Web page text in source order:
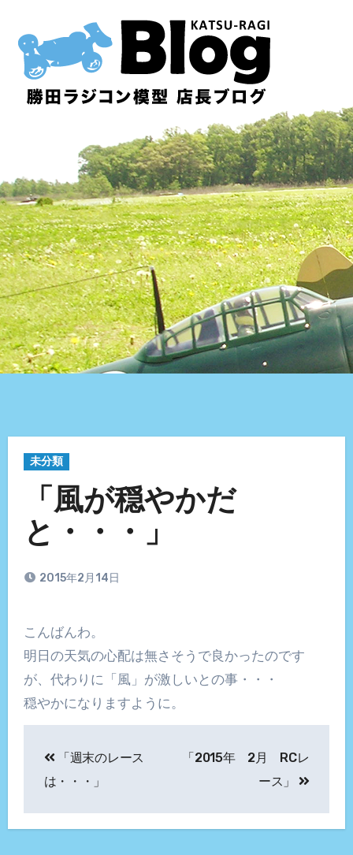
未分類
「風が穏やかだ
と・・・」
2015年2月14日
こんばんわ。
明日の天気の心配は無さそうで良かったのです
が、代わりに「風」が激しいとの事・・・
穏やかになりますように。
稿
ビ
「週末のレース
は・・・」
「2015年 2月 RCレ
ース」